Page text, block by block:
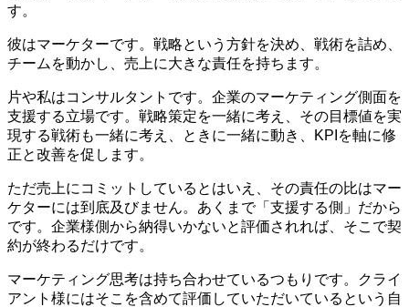
す。
彼はマーケターです。戦略という方針を決め、戦術を詰め、
チームを動かし、売上に大きな責任を持ちます。
片や私はコンサルタントです。企業のマーケティング側面を
支援する立場です。戦略策定を一緒に考え、その目標値を実
現する戦術も一緒に考え、ときに一緒に動き、KPIを軸に修
正と改善を促します。
ただ売上にコミットしているとはいえ、その責任の比はマー
ケターには到底及びません。あくまで「支援する側」だから
です。企業様側から納得いかないと評価されれば、そこで契
約が終わるだけです。
マーケティング思考は持ち合わせているつもりです。クライ
アント様にはそこを含めて評価していただいているという自